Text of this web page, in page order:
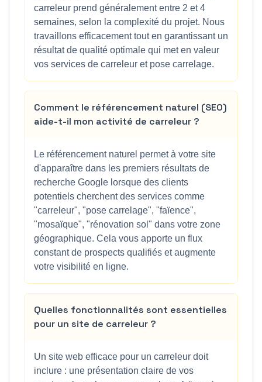
carreleur prend généralement entre 2 et 4
semaines, selon la complexité du projet. Nous
travaillons efficacement tout en garantissant un
résultat de qualité optimale qui met en valeur
vos services de carreleur et pose carrelage.
Comment le référencement naturel (SEO)
aide-t-il mon activité de carreleur ?
Le référencement naturel permet à votre site
d'apparaître dans les premiers résultats de
recherche Google lorsque des clients
potentiels cherchent des services comme
"carreleur", "pose carrelage", "faïence",
"mosaïque", "rénovation sol" dans votre zone
géographique. Cela vous apporte un flux
constant de prospects qualifiés et augmente
votre visibilité en ligne.
Quelles fonctionnalités sont essentielles
pour un site de carreleur ?
Un site web efficace pour un carreleur doit
inclure : une présentation claire de vos